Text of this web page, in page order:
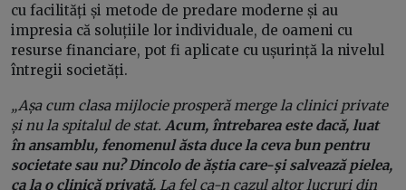
cu facilități și metode de predare moderne și au
impresia că soluțiile lor individuale, de oameni cu
resurse financiare, pot fi aplicate cu ușurință la nivelul
întregii societăți.
„Așa cum clasa mijlocie prosperă merge la clinici private
și nu la spitalul de stat. Acum, întrebarea este dacă, luat
în ansamblu, fenomenul ăsta duce la ceva bun pentru
societate sau nu? Dincolo de ăștia care-și salvează pielea,
ca la o clinică privată. La fel ca-n cazul altor lucruri din